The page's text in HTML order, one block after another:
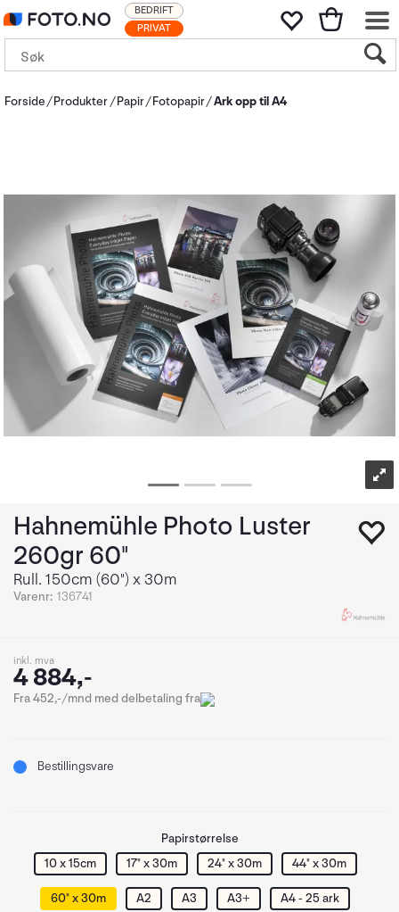
PRIVAT
BEDRIFT
Forside Produkter Papir Fotopapir Ark opp til A4
Hahnemühle Photo Luster
260gr 60"
Rull. 150cm (60") x 30m
Varenr: 136741
inkl. mva
4 884,-
Fra 452,-/mnd med delbetaling fra
Bestillingsvare
Papirstørrelse
10 x 15cm
17" x 30m 24" x 30m 44" x 30m
60" x 30m A2 A3 A3+ A4 - 25 ark